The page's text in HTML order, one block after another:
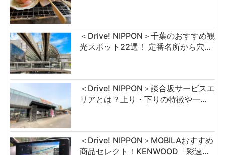
＜Drive! NIPPON＞千葉のおすすめ観
光スポット22選！ 定番名所から穴…
＜Drive! NIPPON＞談合坂サービスエ
リアとは？上り・下りの特徴や一…
＜Drive! NIPPON＞MOBILAおすすめ
商品セレクト！KENWOOD「彩速…